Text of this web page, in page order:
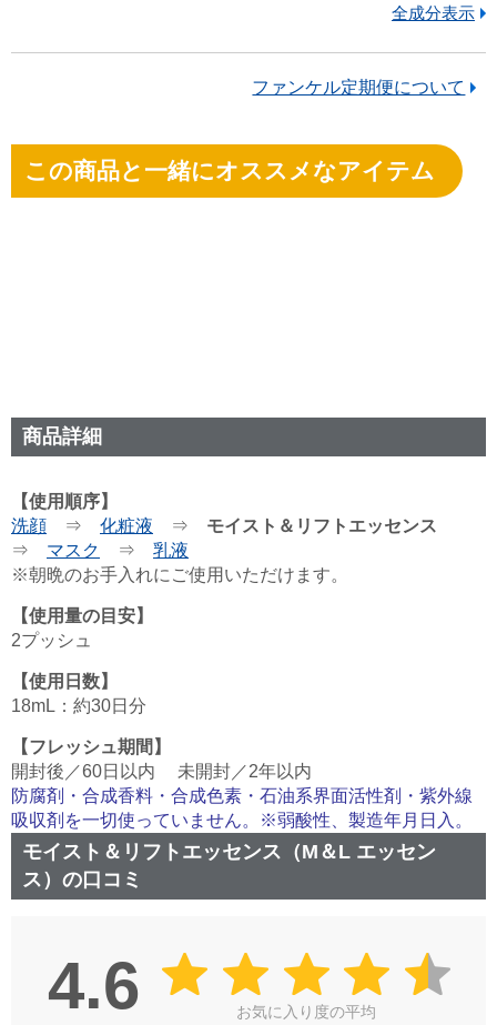
全成分表示
ファンケル定期便について
この商品と一緒にオススメなアイテム
商品詳細
【使用順序】
洗顔 ⇒ 化粧液 ⇒ モイスト＆リフトエッセンス
⇒ マスク ⇒ 乳液
※朝晩のお手入れにご使用いただけます。
【使用量の目安】
2プッシュ
【使用日数】
18mL：約30日分
【フレッシュ期間】
開封後／60日以内 未開封／2年以内
防腐剤・合成香料・合成色素・石油系界面活性剤・紫外線
吸収剤を一切使っていません。※弱酸性、製造年月日入。
モイスト＆リフトエッセンス（M＆L エッセン
ス）の口コミ
4.6 お気に入り度の平均